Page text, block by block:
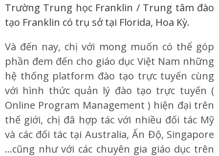
Trường Trung học Franklin / Trung tâm đào
tạo Franklin có trụ sở tại Florida, Hoa Kỳ.
Và đến nay, chị với mong muốn có thể góp
phần đem đến cho giáo dục Việt Nam những
hệ thống platform đào tạo trực tuyến cùng
với hình thức quản lý đào tạo trực tuyến (
Online Program Management ) hiện đại trên
thế giới, chị đã hợp tác với nhiều đối tác Mỹ
và các đối tác tại Australia, Ấn Độ, Singapore
…cũng như với các chuyên gia giáo dục trên